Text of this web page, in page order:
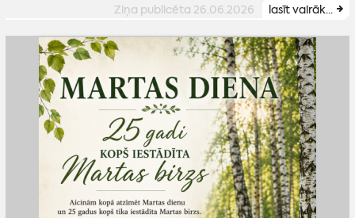
Ziņa publicēta 26.06.2026 lasīt vairāk...